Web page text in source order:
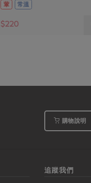
葷
常溫
$220
購物說明
追蹤我們